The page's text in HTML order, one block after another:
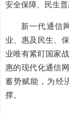
安全保障、民生普
新一代通信
业、惠及民生、
业唯有紧盯国家
惠的现代化通信
蓄势赋能，为经
撑。